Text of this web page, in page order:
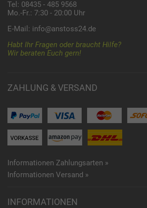
Tel: 08435 - 485 9568
Mo.-Fr.: 7:30 - 20:00 Uhr
E-Mail: info@anstoss24.de
Habt Ihr Fragen oder braucht Hilfe?
Wir beraten Euch gern!
ZAHLUNG & VERSAND
Informationen Zahlungsarten »
Informationen Versand »
INFORMATIONEN